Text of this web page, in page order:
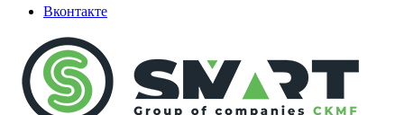
Вконтакте